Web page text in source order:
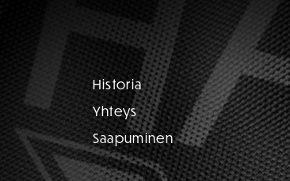
Historia
Yhteys
Saapuminen